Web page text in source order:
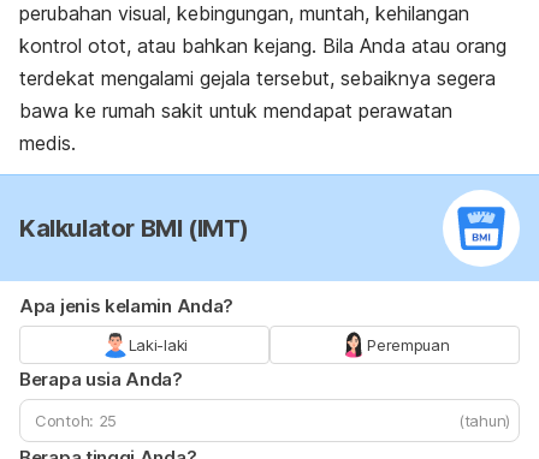
perubahan visual, kebingungan, muntah, kehilangan
kontrol otot, atau bahkan kejang. Bila Anda atau orang
terdekat mengalami gejala tersebut, sebaiknya segera
bawa ke rumah sakit untuk mendapat perawatan
medis.
Kalkulator BMI (IMT)
Apa jenis kelamin Anda?
Laki-laki Perempuan
Berapa usia Anda?
(tahun)